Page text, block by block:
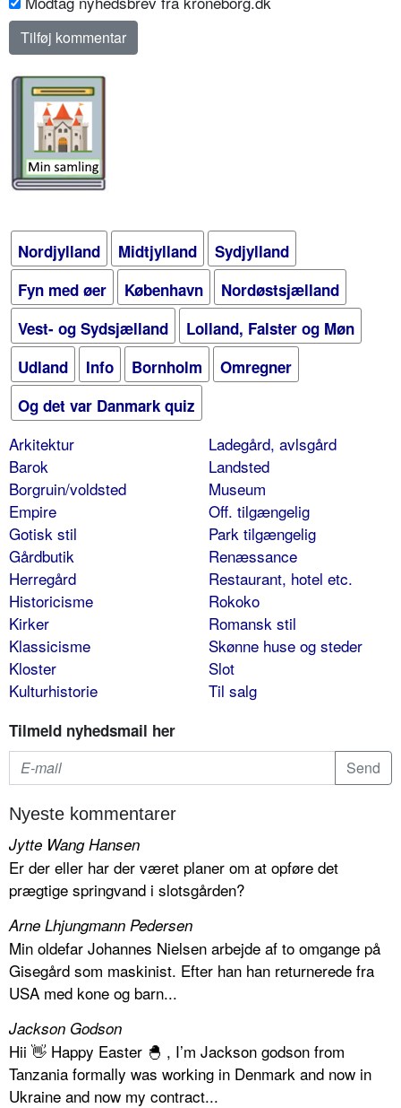
Nordjylland Midtjylland
Sydjylland
Fyn med øer
København
Nordøstsjælland
Vest- og Sydsjælland
Lolland, Falster og Møn
Udland
Info Bornholm
Omregner
Og det var Danmark quiz
Arkitektur
Barok
Borgruin/voldsted
Empire
Gotisk stil
Gårdbutik
Herregård
Historicisme
Kirker
Klassicisme
Kloster
Kulturhistorie
Ladegård, avlsgård
Landsted
Museum
Off. tilgængelig
Park tilgængelig
Renæssance
Restaurant, hotel etc.
Rokoko
Romansk stil
Skønne huse og steder
Slot
Til salg
Tilmeld nyhedsmail her
Nyeste kommentarer
Jytte Wang Hansen
Er der eller har der været planer om at opføre det
prægtige springvand i slotsgården?
Arne Lhjungmann Pedersen
Min oldefar Johannes Nielsen arbejde af to omgange på
Gisegård som maskinist. Efter han han returnerede fra
USA med kone og barn...
Jackson Godson
Hii 👋 Happy Easter 🐣 , I’m Jackson godson from
Tanzania formally was working in Denmark and now in
Ukraine and now my contract...